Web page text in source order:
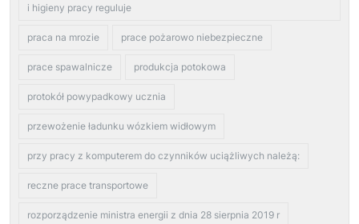
i higieny pracy reguluje
praca na mrozie prace pożarowo niebezpieczne
prace spawalnicze produkcja potokowa
protokół powypadkowy ucznia
przewożenie ładunku wózkiem widłowym
przy pracy z komputerem do czynników uciążliwych należą:
reczne prace transportowe
rozporządzenie ministra energii z dnia 28 sierpnia 2019 r